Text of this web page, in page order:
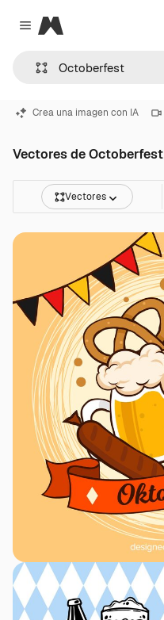
Close menu
Magnific
Crea una imagen con IA
Vectores de Octoberfest
Vectores